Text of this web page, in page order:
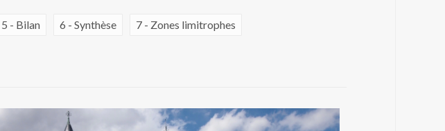
5 - Bilan 6 - Synthèse 7 - Zones limitrophes